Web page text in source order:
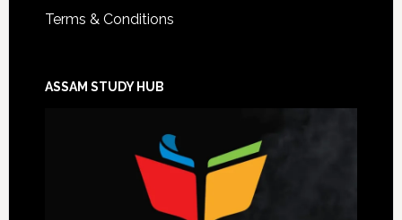
Terms & Conditions
ASSAM STUDY HUB